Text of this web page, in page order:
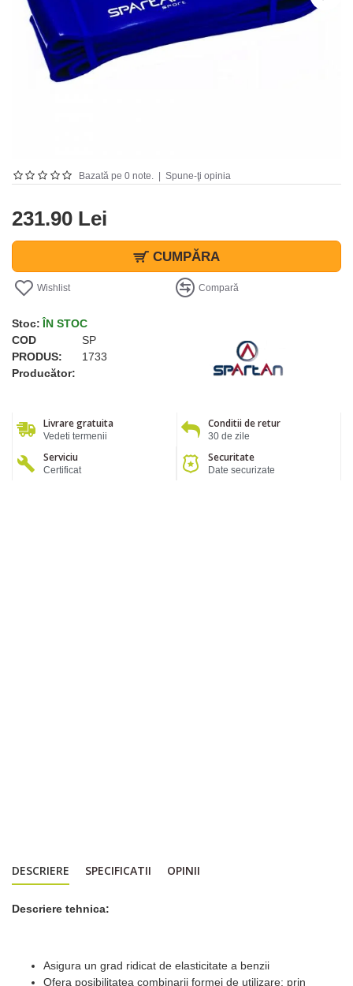
Bazată pe 0 note. Spune-ţi opinia
231.90 Lei
CUMPĂRA
Wishlist Compară
Stoc: ÎN STOC
COD
PRODUS:
SP
1733
Producător:
Livrare gratuita
Vedeti termenii
Conditii de retur
30 de zile
Serviciu
Certificat
Securitate
Date securizate
DESCRIERE SPECIFICATII OPINII
Descriere tehnica:
Asigura un grad ridicat de elasticitate a benzii
Ofera posibilitatea combinarii formei de utilizare: prin